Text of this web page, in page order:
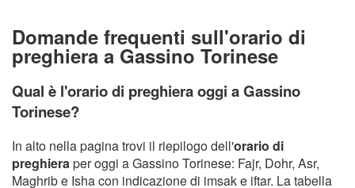
Domande frequenti sull'orario di
preghiera a Gassino Torinese
Qual è l'orario di preghiera oggi a Gassino
Torinese?
In alto nella pagina trovi il riepilogo dell'orario di
preghieraper oggi a Gassino Torinese: Fajr, Dohr, Asr,
Maghrib e Isha con indicazione di imsak e iftar. La tabella